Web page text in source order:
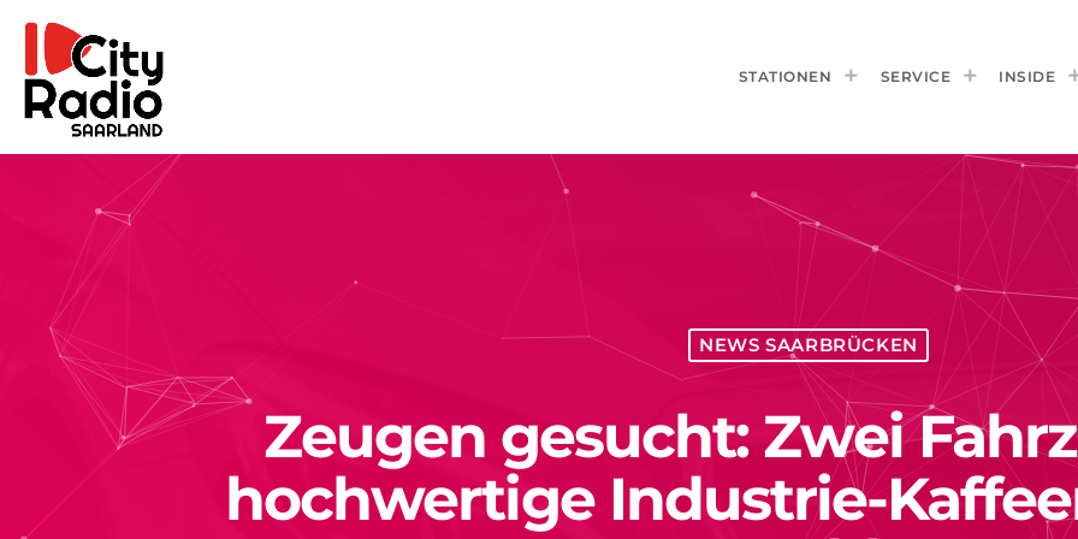
STATIONEN SERVICE INSIDE
NEWS SAARBRÜCKEN
Zeugen gesucht: Zwei
hochwertige Industrie-